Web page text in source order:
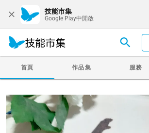
技能市集
Google Play中開啟
首頁 作品集 服務